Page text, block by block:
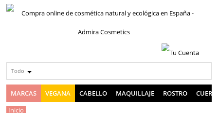
Todo
MARCAS VEGANA CABELLO MAQUILLAJE ROSTRO
Inicio